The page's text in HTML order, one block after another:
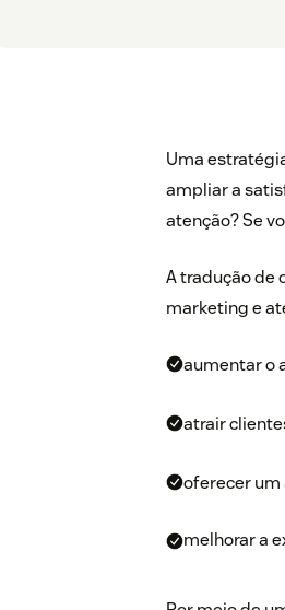
Uma
ampliar a
atenção? Se
A tradução de
marketing e
aumentar o
atrair
oferecer
melhorar a